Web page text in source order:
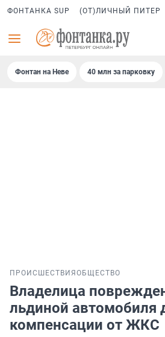
ФОНТАНКА SUP (ОТ)ЛИЧНЫЙ ПИТЕР
Фонтан на Неве 40 млн за парковку
ПРОИСШЕСТВИЯ ОБЩЕСТВО
Владелица
льдиной автомобиля
компенсации от ЖКС